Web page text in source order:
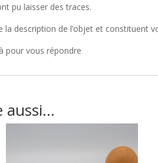
pu laisser des traces.
description de l’objet et constituent
pour vous répondre
aussi…